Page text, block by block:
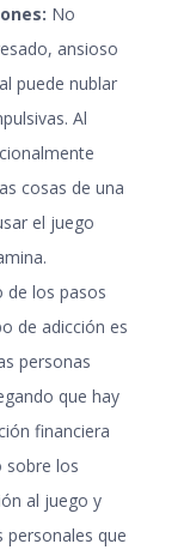
No
ansioso
puede nublar
Al
cosas de una
el juego
de los pasos
de adicción es
personas
que hay
financiera
sobre los
al juego y
personales que